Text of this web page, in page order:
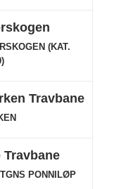
(KAT.
Travbane
Travbane
PONNILØP